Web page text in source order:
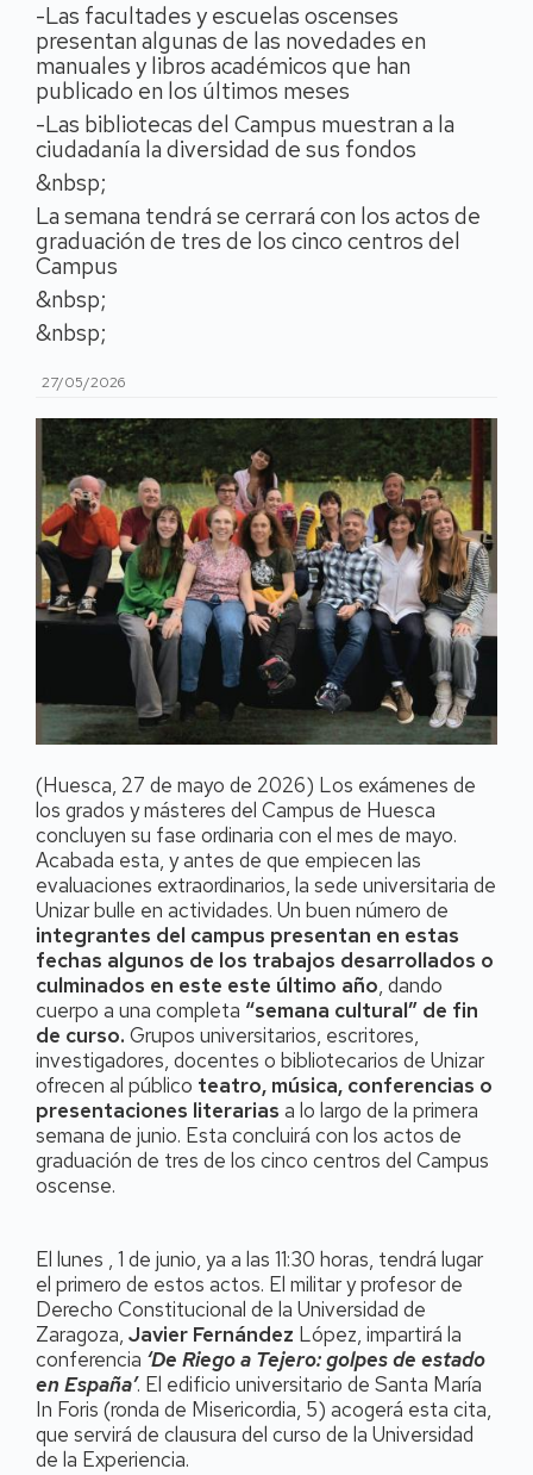
-Las facultades y escuelas oscenses
presentan algunas de las novedades en
manuales y libros académicos que han
publicado en los últimos meses
-Las bibliotecas del Campus muestran a la
ciudadanía la diversidad de sus fondos
&nbsp;
La semana tendrá se cerrará con los actos de
graduación de tres de los cinco centros del
Campus
&nbsp;
&nbsp;
27/05/2026
(Huesca, 27 de mayo de 2026) Los exámenes de
los grados y másteres del Campus de Huesca
concluyen su fase ordinaria con el mes de mayo.
Acabada esta, y antes de que empiecen las
evaluaciones extraordinarios, la sede universitaria de
Unizar bulle en actividades. Un buen número de
integrantes del campus presentan en estas
fechas algunos de los trabajos desarrollados o
culminados en este este último año, dando
cuerpo a una completa “semana cultural” de fin
de curso. Grupos universitarios, escritores,
investigadores, docentes o bibliotecarios de Unizar
ofrecen al público teatro, música, conferencias o
presentaciones literarias a lo largo de la primera
semana de junio. Esta concluirá con los actos de
graduación de tres de los cinco centros del Campus
oscense.
El lunes , 1 de junio, ya a las 11:30 horas, tendrá lugar
el primero de estos actos. El militar y profesor de
Derecho Constitucional de la Universidad de
Zaragoza, Javier Fernández López, impartirá la
conferencia ‘De Riego a Tejero: golpes de estado
en España’. El edificio universitario de Santa María
In Foris (ronda de Misericordia, 5) acogerá esta cita,
que servirá de clausura del curso de la Universidad
de la Experiencia.